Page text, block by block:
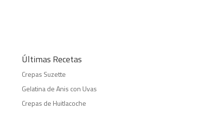
Últimas Recetas
Crepas Suzette
Gelatina de Anis con Uvas
Crepas de Huitlacoche